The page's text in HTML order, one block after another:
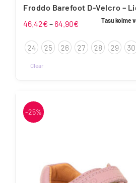
Froddo Barefoot D-Velcro –
46.42€ – 64.90€ Hinnavahemik:
kuni
Tasu kolme
24 25 26 27 28 29 30
Clear
-25%